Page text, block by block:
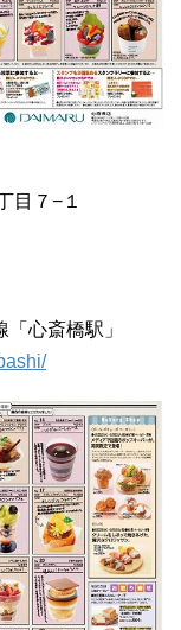
目７−１
心斎橋駅」